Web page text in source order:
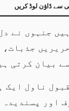
سے ڈاؤن لوڈ کریں
جنہوں نے
بیان کرتی
ناول ایک
اور